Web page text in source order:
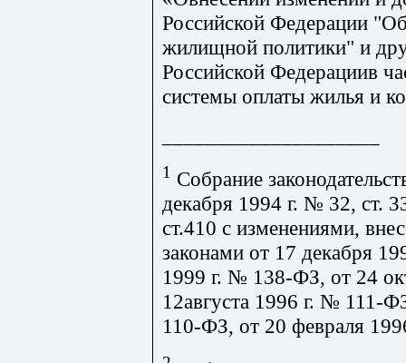
Российской Федерации
жилищной политики" и
Российской Федерациив
системы оплаты жилья и
1 Собрание
декабря 1994 г. № 32, ст.
ст.410 с изменениями,
законами от 17 декабря
1999 г. № 138-ФЗ, от 24
12августа 1996 г. № 111-
110-ФЗ, от 20 февраля